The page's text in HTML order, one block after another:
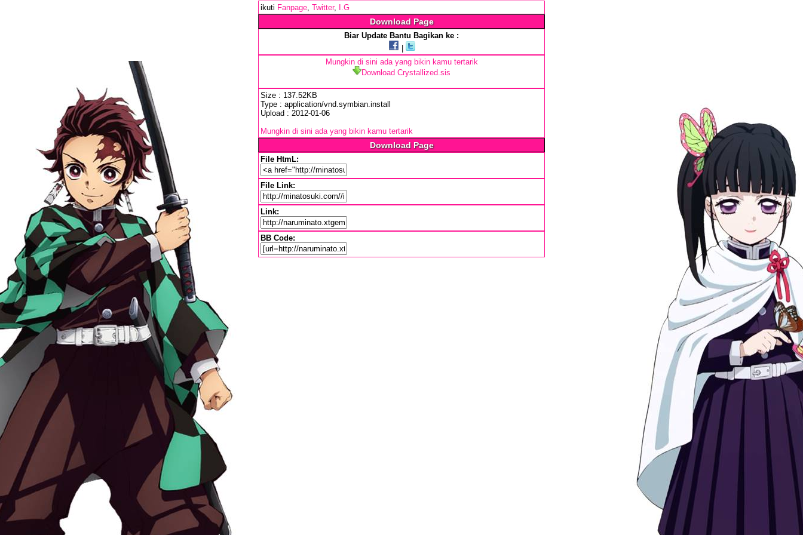
ikuti Fanpage, Twitter, I.G
Download Page
Biar Update Bantu Bagikan ke :
Mungkin di sini ada yang bikin kamu tertarik
Download Crystallized.sis
Size : 137.52KB
Type : application/vnd.symbian.install
Upload : 2012-01-06
Mungkin di sini ada yang bikin kamu tertarik
Download Page
File HtmL:
File Link:
Link:
BB Code: